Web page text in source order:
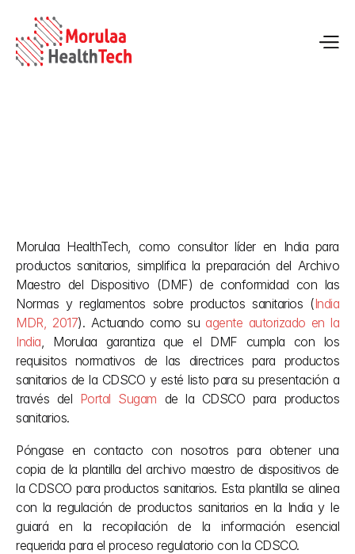
19 may 2026
Morulaa HealthTech, como consultor líder en India para
productos sanitarios, simplifica la preparación del Archivo
Maestro del Dispositivo (DMF) de conformidad con las
Normas y reglamentos sobre productos sanitarios (India
MDR, 2017). Actuando como su agente autorizado en la
India, Morulaa garantiza que el DMF cumpla con los
requisitos normativos de las directrices para productos
sanitarios de la CDSCO y esté listo para su presentación a
través del Portal Sugam de la CDSCO para productos
sanitarios.
Póngase en contacto con nosotros para obtener una
copia de la plantilla del archivo maestro de dispositivos de
la CDSCO para productos sanitarios. Esta plantilla se alinea
con la regulación de productos sanitarios en la India y le
guiará en la recopilación de la información esencial
requerida para el proceso regulatorio con la CDSCO.